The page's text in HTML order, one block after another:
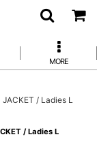
MORE
/ Ladies L
/ Ladies L